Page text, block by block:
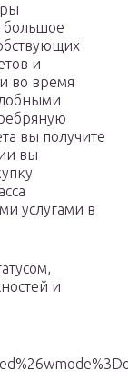
большое
и
во время
вы получите
вы
услугами в
и